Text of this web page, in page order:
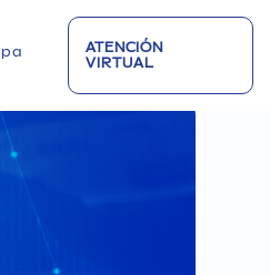
ATENCIÓN
VIRTUAL